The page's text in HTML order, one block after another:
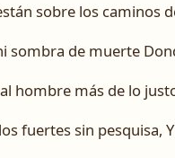
sobre los caminos
sombra de muerte
hombre más de lo
fuertes sin pesquisa,